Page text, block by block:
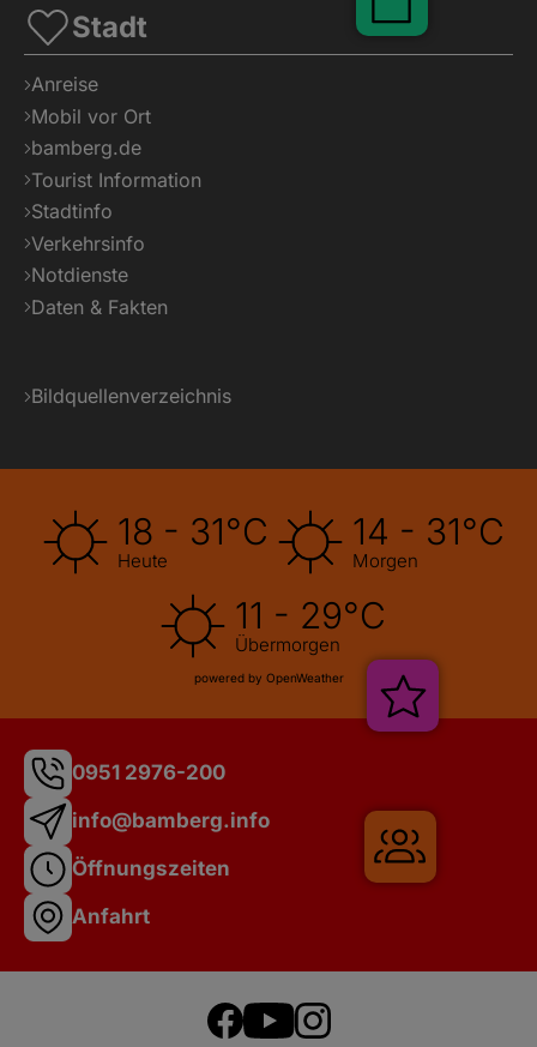
Stadt
Anreise
Mobil vor Ort
bamberg.de
Tourist Information
Stadtinfo
Verkehrsinfo
Notdienste
Daten & Fakten
Bildquellenverzeichnis
18 - 31°C
Heute
14 - 31°C
Morgen
11 - 29°C
Übermorgen
powered by OpenWeather
0951 2976-200
info@bamberg.info
Öffnungszeiten
Anfahrt